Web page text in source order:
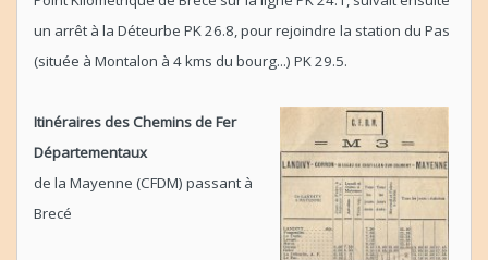
un arrêt à la Déteurbe PK 26.8, pour rejoindre la station du Pas
(située à Montalon à 4 kms du bourg...) PK 29.5.
Itinéraires des Chemins de Fer
Départementaux
de la Mayenne (CFDM) passant à
Brecé